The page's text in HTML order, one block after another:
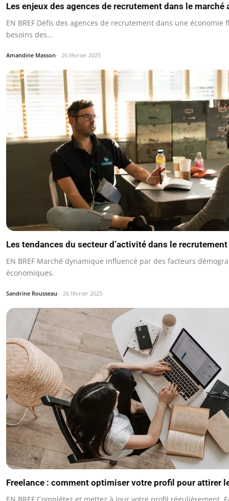
Les enjeux des agences de recrutement dans le marché
EN BREF Défis des agences de recrutement dans une
besoins des…
Amandine Masson 26 février 2025
Les tendances du secteur d’activité dans le recrutement
EN BREF Marché dynamique influencé par des facteurs
économiques.
Sandrine Rousseau 26 février 2025
Freelance : comment optimiser votre profil pour attirer